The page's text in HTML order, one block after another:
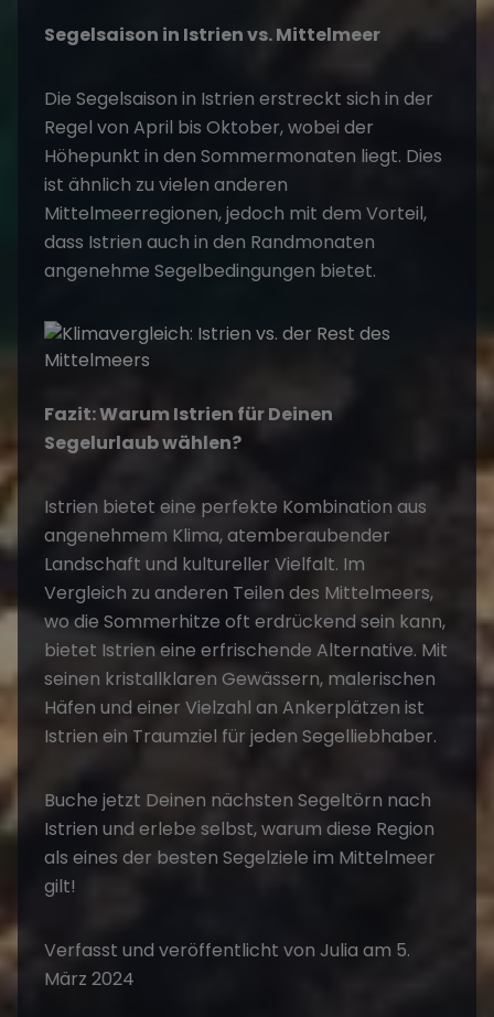
Segelsaison in Istrien vs. Mittelmeer
Die Segelsaison in Istrien erstreckt sich in der
Regel von April bis Oktober, wobei der
Höhepunkt in den Sommermonaten liegt. Dies
ist ähnlich zu vielen anderen
Mittelmeerregionen, jedoch mit dem Vorteil,
dass Istrien auch in den Randmonaten
angenehme Segelbedingungen bietet.
Fazit: Warum Istrien für Deinen
Segelurlaub wählen?
Istrien bietet eine perfekte Kombination aus
angenehmem Klima, atemberaubender
Landschaft und kultureller Vielfalt. Im
Vergleich zu anderen Teilen des Mittelmeers,
wo die Sommerhitze oft erdrückend sein kann,
bietet Istrien eine erfrischende Alternative. Mit
seinen kristallklaren Gewässern, malerischen
Häfen und einer Vielzahl an Ankerplätzen ist
Istrien ein Traumziel für jeden Segelliebhaber.
Buche jetzt Deinen nächsten Segeltörn nach
Istrien und erlebe selbst, warum diese Region
als eines der besten Segelziele im Mittelmeer
gilt!
Verfasst und veröffentlicht von Julia am 5.
März 2024